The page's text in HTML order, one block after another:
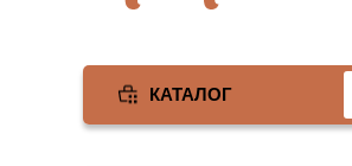
КАТАЛОГ